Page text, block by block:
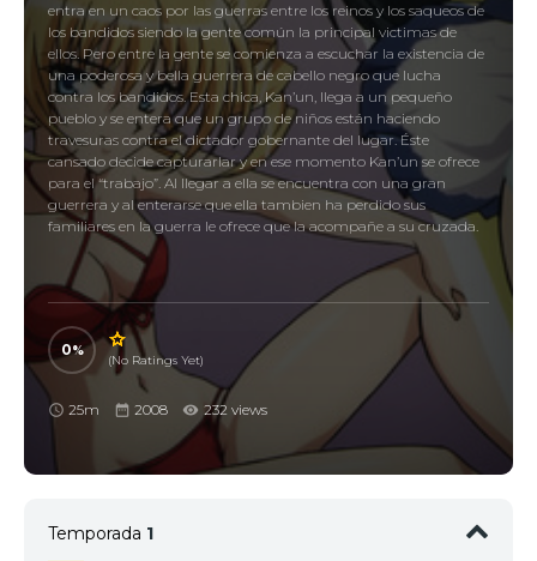
entra en un caos por las guerras entre los reinos y los saqueos de
los bandidos siendo la gente común la principal victimas de
ellos. Pero entre la gente se comienza a escuchar la existencia de
una poderosa y bella guerrera de cabello negro que lucha
contra los bandidos. Esta chica, Kan’un, llega a un pequeño
pueblo y se entera que un grupo de niños están haciendo
travesuras contra el dictador gobernante del lugar. Éste
cansado decide capturarlar y en ese momento Kan’un se ofrece
para el “trabajo”. Al llegar a ella se encuentra con una gran
guerrera y al enterarse que ella tambien ha perdido sus
familiares en la guerra le ofrece que la acompañe a su cruzada.
0
(No Ratings Yet)
25m 2008 232 views
Temporada 1